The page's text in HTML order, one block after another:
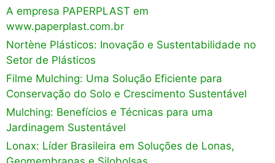
A empresa PAPERPLAST em
www.paperplast.com.br
Nortène Plásticos: Inovação e Sustentabilidade no
Setor de Plásticos
Filme Mulching: Uma Solução Eficiente para
Conservação do Solo e Crescimento Sustentável
Mulching: Benefícios e Técnicas para uma
Jardinagem Sustentável
Lonax: Líder Brasileira em Soluções de Lonas,